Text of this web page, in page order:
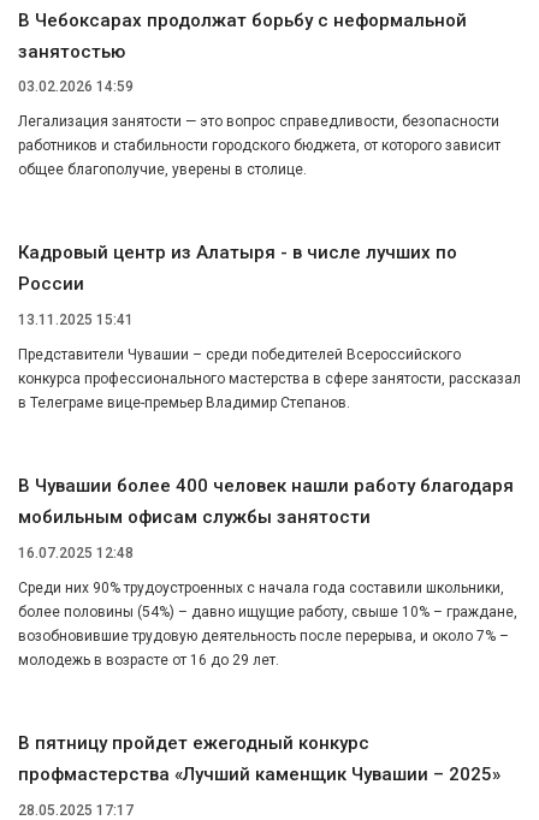
В Чебоксарах продолжат борьбу с неформальной
занятостью
03.02.2026 14:59
Легализация занятости — это вопрос справедливости, безопасности
работников и стабильности городского бюджета, от которого зависит
общее благополучие, уверены в столице.
Кадровый центр из Алатыря - в числе лучших по
России
13.11.2025 15:41
Представители Чувашии – среди победителей Всероссийского
конкурса профессионального мастерства в сфере занятости, рассказал
в Телеграме вице-премьер Владимир Степанов.
В Чувашии более 400 человек нашли работу благодаря
мобильным офисам службы занятости
16.07.2025 12:48
Среди них 90% трудоустроенных с начала года составили школьники,
более половины (54%) – давно ищущие работу, свыше 10% – граждане,
возобновившие трудовую деятельность после перерыва, и около 7% –
молодежь в возрасте от 16 до 29 лет.
В пятницу пройдет ежегодный конкурс
профмастерства «Лучший каменщик Чувашии – 2025»
28.05.2025 17:17